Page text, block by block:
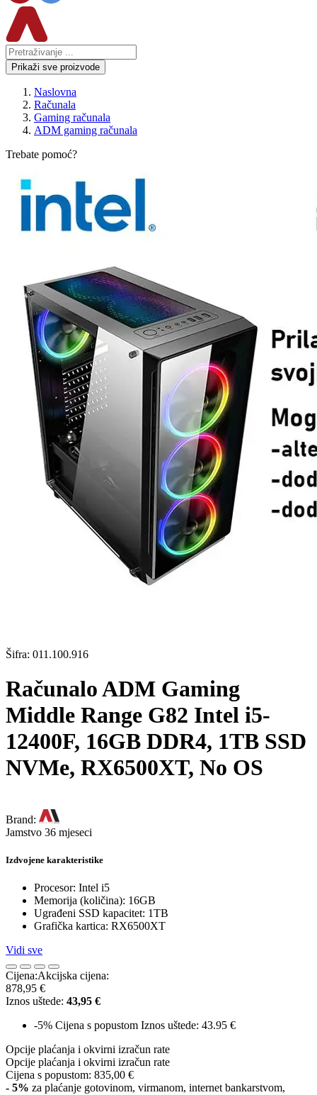
Prikaži sve proizvode
Naslovna
Računala
Gaming računala
ADM gaming računala
Trebate pomoć?
Šifra: 011.100.916
Računalo ADM Gaming
Middle Range G82 Intel i5-
12400F, 16GB DDR4, 1TB SSD
NVMe, RX6500XT, No OS
Brand:
Jamstvo 36 mjeseci
Izdvojene karakteristike
Procesor: Intel i5
Memorija (količina): 16GB
Ugrađeni SSD kapacitet: 1TB
Grafička kartica: RX6500XT
Vidi sve
Cijena:Akcijska cijena:
878,95 €
Iznos uštede: 43,95 €
-5% Cijena s popustom Iznos uštede: 43.95 €
Opcije plaćanja i okvirni izračun rate
Opcije plaćanja i okvirni izračun rate
Cijena s popustom: 835,00 €
- 5% za plaćanje gotovinom, virmanom, internet bankarstvom,